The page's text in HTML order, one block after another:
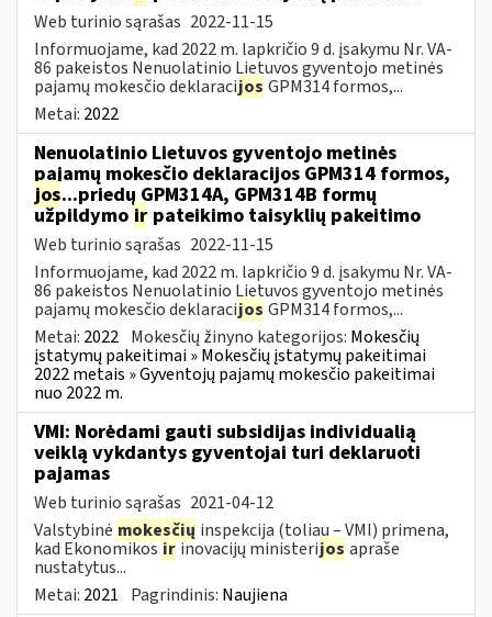
Web turinio sąrašas 2022-11-15
Informuojame, kad 2022 m. lapkričio 9 d. įsakymu Nr. VA-
86 pakeistos Nenuolatinio Lietuvos gyventojo metinės
pajamų mokesčio deklaracijos GPM314 formos,...
Metai: 2022
Nenuolatinio Lietuvos gyventojo metinės
pajamų mokesčio deklaracijos GPM314 formos,
jos...priedų GPM314A, GPM314B formų
užpildymo ir pateikimo taisyklių pakeitimo
Web turinio sąrašas 2022-11-15
Informuojame, kad 2022 m. lapkričio 9 d. įsakymu Nr. VA-
86 pakeistos Nenuolatinio Lietuvos gyventojo metinės
pajamų mokesčio deklaracijos GPM314 formos,...
Metai: 2022 Mokesčių žinyno kategorijos: Mokesčių
įstatymų pakeitimai » Mokesčių įstatymų pakeitimai
2022 metais » Gyventojų pajamų mokesčio pakeitimai
nuo 2022 m.
VMI: Norėdami gauti subsidijas individualią
veiklą vykdantys gyventojai turi deklaruoti
pajamas
Web turinio sąrašas 2021-04-12
Valstybinė mokesčių inspekcija (toliau – VMI) primena,
kad Ekonomikosirinovacijų ministerijos apraše
nustatytus...
Metai: 2021 Pagrindinis: Naujiena